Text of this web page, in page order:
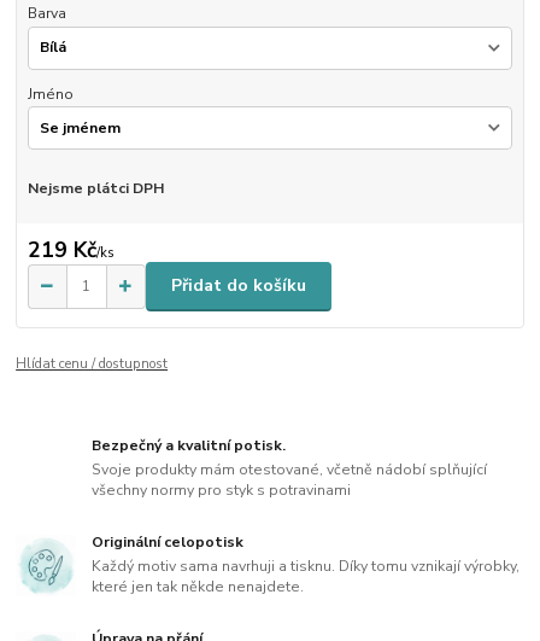
Barva
Jméno
Nejsme plátci DPH
219 Kč/ks
Přidat do košíku
Hlídat cenu / dostupnost
Bezpečný a kvalitní potisk.
Svoje produkty mám otestované, včetně nádobí splňující
všechny normy pro styk s potravinami
Originální celopotisk
Každý motiv sama navrhuji a tisknu. Díky tomu vznikají výrobky,
které jen tak někde nenajdete.